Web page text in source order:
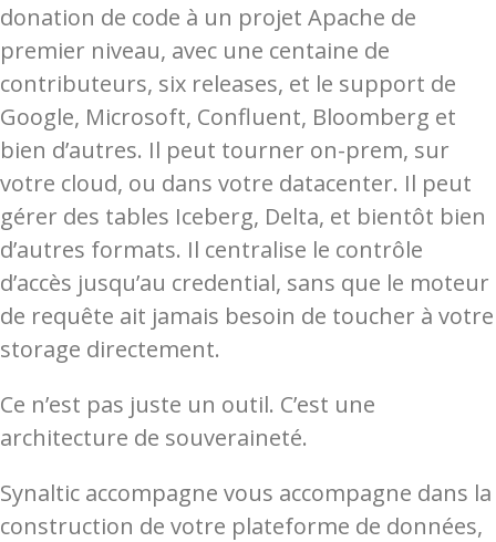
donation de code à un projet Apache de
premier niveau, avec une centaine de
contributeurs, six releases, et le support de
Google, Microsoft, Confluent, Bloomberg et
bien d’autres. Il peut tourner on-prem, sur
votre cloud, ou dans votre datacenter. Il peut
gérer des tables Iceberg, Delta, et bientôt bien
d’autres formats. Il centralise le contrôle
d’accès jusqu’au credential, sans que le moteur
de requête ait jamais besoin de toucher à votre
storage directement.
Ce n’est pas juste un outil. C’est une
architecture de souveraineté.
Synaltic accompagne vous accompagne dans la
construction de votre plateforme de données,